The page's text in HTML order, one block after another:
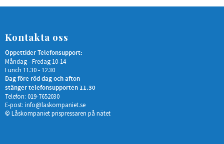
Kontakta oss
Öppettider Telefonsupport:
Måndag - Fredag 10-14
Lunch 11.30 - 12.30
Dag före röd dag och afton
stänger telefonsupporten 11.30
Telefon: 019-7652030
E-post: info@laskompaniet.se
© Låskompaniet prispressaren på nätet